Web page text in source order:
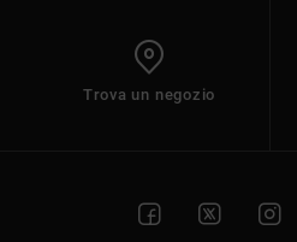
Trova un negozio